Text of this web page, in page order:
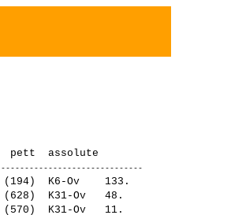
K6-Ov    133.
K31-Ov   48.
K31-Ov   11.